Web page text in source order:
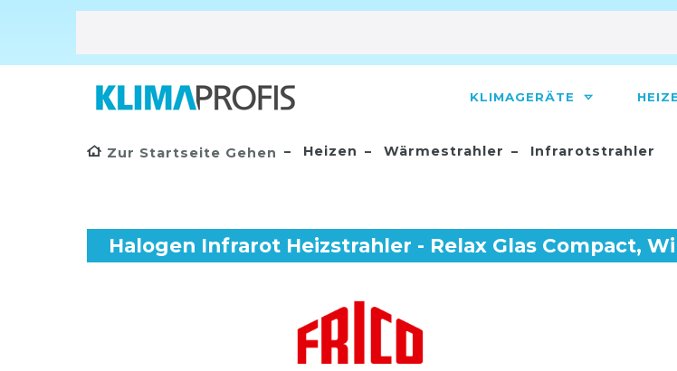
KLIMAGERÄTE
Zur Startseite Gehen Heizen Wärmestrahler Infrarotstrahler
Halogen Infrarot Heizstrahler - Relax Glas Compact,